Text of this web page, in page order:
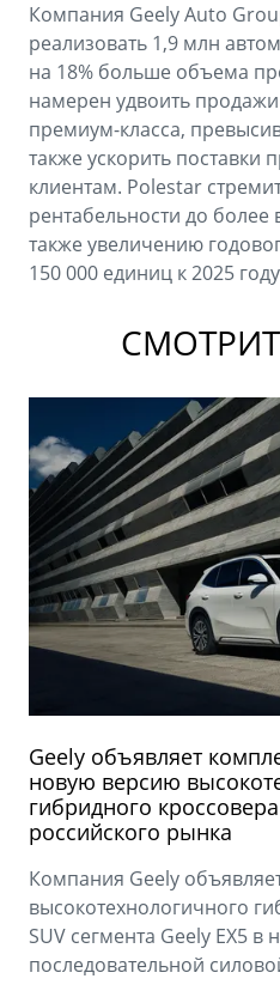
Компания Geely Auto
реализовать 1,9 млн
на 18% больше объема
намерен удвоить
премиум-класса,
также ускорить поставки
клиентам. Polestar
рентабельности до более
также увеличению
150 000 единиц к 2025
Geely объявляет
новую версию
гибридного
российского рынка
Компания Geely
высокотехнологичного
SUV сегмента Geely EX5 в
последовательной